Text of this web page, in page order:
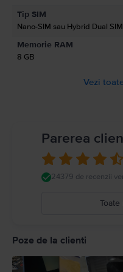
Informatii privind
A se citi manualul
Tip SIM
Nano-SIM sau Hybrid Dual SIM
Memorie RAM
8 GB
Vezi
Parerea
24379 de recenzii
Poze de la clienti